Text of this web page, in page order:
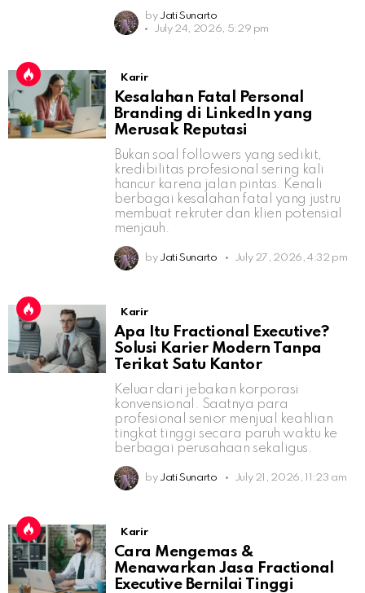
by Jati Sunarto
July 24, 2026, 5:29 pm
Karir
Kesalahan Fatal Personal
Branding di LinkedIn yang
Merusak Reputasi
Bukan soal followers yang sedikit,
kredibilitas profesional sering kali
hancur karena jalan pintas. Kenali
berbagai kesalahan fatal yang justru
membuat rekruter dan klien potensial
menjauh.
by Jati Sunarto July 27, 2026, 4:32 pm
Karir
Apa Itu Fractional Executive?
Solusi Karier Modern Tanpa
Terikat Satu Kantor
Keluar dari jebakan korporasi
konvensional. Saatnya para
profesional senior menjual keahlian
tingkat tinggi secara paruh waktu ke
berbagai perusahaan sekaligus.
by Jati Sunarto July 21, 2026, 11:23 am
Karir
Cara Mengemas &
Menawarkan Jasa Fractional
Executive Bernilai Tinggi